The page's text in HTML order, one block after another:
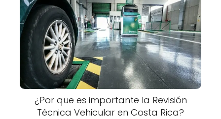
¿Por que es importante la Revisión
Técnica Vehicular en Costa Rica?